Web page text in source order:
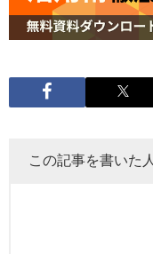
この記事を書いた人